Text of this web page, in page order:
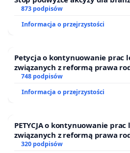
873 podpisów
Informacja o przejrzystości
Petycja o kontynuowanie prac
związanych z reformą prawa
748 podpisów
Informacja o przejrzystości
PETYCJA o kontynuowanie
związanych z reformą prawa
320 podpisów